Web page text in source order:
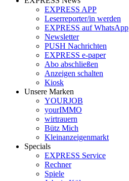
EXPRESS APP
Leserreporter/in werden
EXPRESS auf WhatsApp
Newsletter
PUSH Nachrichten
EXPRESS e-paper
Abo abschließen
Anzeigen schalten
Kiosk
Unsere Marken
YOURJOB
yourIMMO
wirtrauern
Bütz Mich
Kleinanzeigenmarkt
Specials
EXPRESS Service
Rechner
Spiele